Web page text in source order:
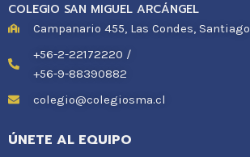
COLEGIO SAN MIGUEL ARCÁNGEL
Campanario 455, Las Condes, Santiago
+56-2-22172220 /
+56-9-88390882
colegio@colegiosma.cl
ÚNETE AL EQUIPO